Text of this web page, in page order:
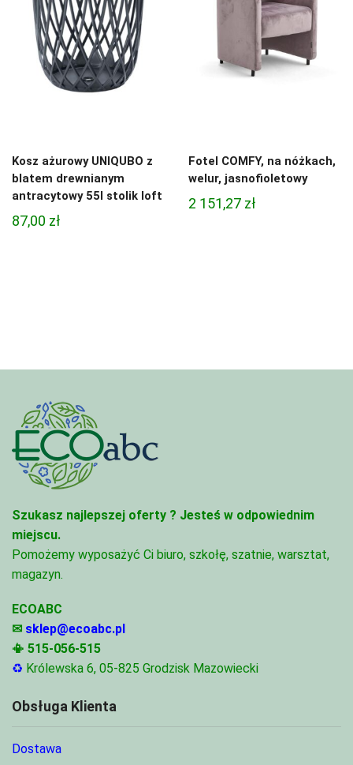
Kosz ażurowy UNIQUBO z
blatem drewnianym
antracytowy 55l stolik loft
87,00 zł
Fotel COMFY, na nóżkach,
welur, jasnofioletowy
2 151,27 zł
Szukasz najlepszej oferty ? Jesteś w odpowiednim
miejscu.
Pomożemy wyposażyć Ci biuro, szkołę, szatnie, warsztat,
magazyn.
ECOABC
✉ sklep@ecoabc.pl
📳 515-056-515
♻ Królewska 6, 05-825 Grodzisk Mazowiecki
Obsługa Klienta
Dostawa